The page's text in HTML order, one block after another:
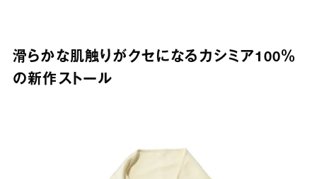
滑らかな肌触りがクセになるカシミア100％
の新作ストール